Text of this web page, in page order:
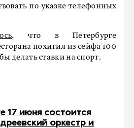
по указке телефонных
, что в Петербурге
похитил из сейфа 100
делать ставки на спорт.
17 июня состоится
оркестр и